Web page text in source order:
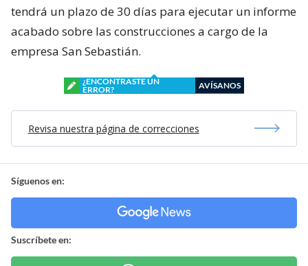
tendrá un plazo de 30 días para ejecutar un informe
acabado sobre las construcciones a cargo de la
empresa San Sebastián.
¿ENCONTRASTE UN
ERROR?
AVÍSANOS
Revisa nuestra página de correcciones
Síguenos en:
Suscríbete en: